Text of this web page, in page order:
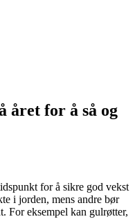
året for å så og
for å sikre god vekst
i jorden, mens andre bør
For eksempel kan gulrøtter,